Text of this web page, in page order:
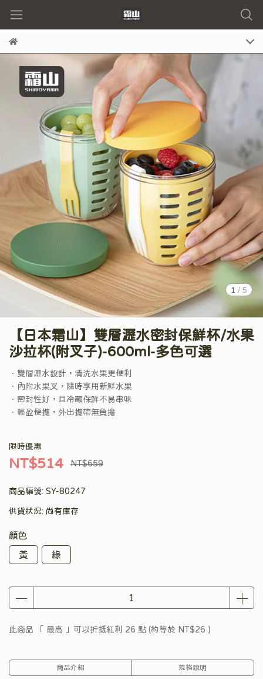
1 / 5
【日本霜山】雙層瀝水密封保鮮杯/水果
沙拉杯(附叉子)-600ml-多色可選
．雙層瀝水設計，清洗水果更便利
．內附水果叉，隨時享用新鮮水果
．密封性好，且冷藏保鮮不易串味
．輕盈便攜，外出攜帶無負擔
限時優惠
NT$514 NT$659
商品編號: SY-80247
供貨狀況: 尚有庫存
顏色
黃
綠
此商品 「 最高 」可以折抵紅利 26 點 (約等於 NT$26 )
商品介紹 規格說明